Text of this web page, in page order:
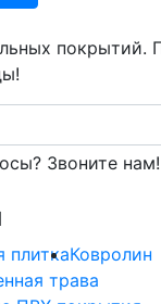
покрытий.
Звоните нам!
плиткаКовролин
трава